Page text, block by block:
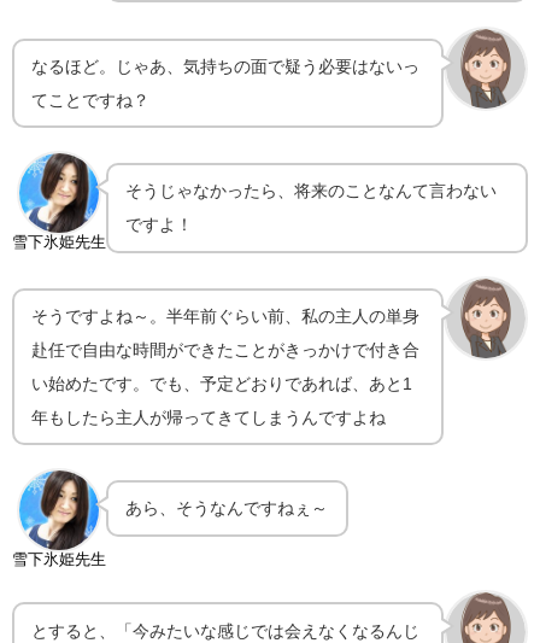
なるほど。じゃあ、気持ちの面で疑う必要はないっ
てことですね？
雪下氷姫先生
そうじゃなかったら、将来のことなんて言わない
ですよ！
そうですよね～。半年前ぐらい前、私の主人の単身
赴任で自由な時間ができたことがきっかけで付き合
い始めたです。でも、予定どおりであれば、あと1
年もしたら主人が帰ってきてしまうんですよね
雪下氷姫先生
あら、そうなんですねぇ～
とすると、「今みたいな感じでは会えなくなるんじ